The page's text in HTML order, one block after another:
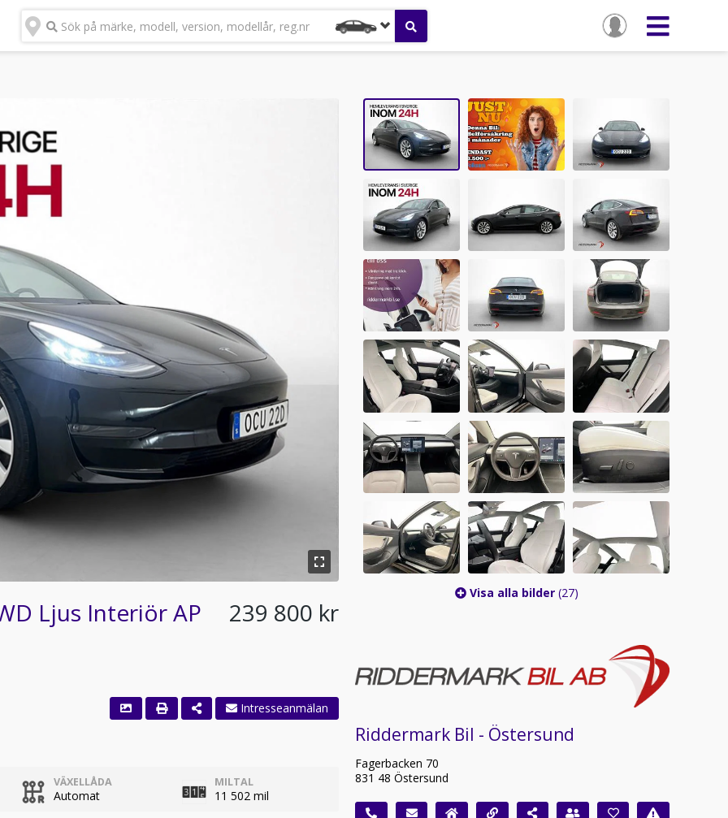
Sök på märke, modell, version, modellår, reg.nr
Ljus Interiör AP
239 800 kr
VÄXELLÅDA
Automat
MILTAL
11 502 mil
Visa alla bilder (27)
Riddermark Bil - Östersund
Fagerbacken 70
831 48 Östersund